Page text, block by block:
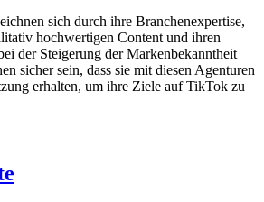
sich durch ihre Branchenexpertise,
hochwertigen Content und ihren
der Steigerung der Markenbekanntheit
sicher sein, dass sie mit diesen Agenturen
erhalten, um ihre Ziele auf TikTok zu